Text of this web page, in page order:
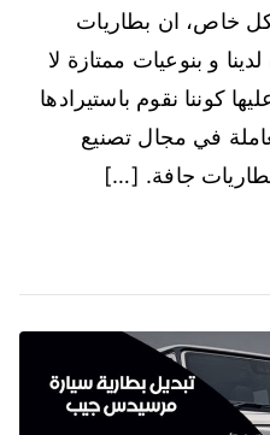
خاص، ان بطاريات
و بنوعيات ممتازة لا
كوننا نقوم باستيرادها
في مجال تصنيع
جافة. […]